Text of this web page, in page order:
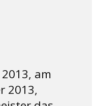
am
2013,